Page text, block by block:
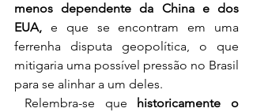
menos dependente da China e dos
EUA, e que se encontram em uma
ferrenha disputa geopolítica, o que
mitigaria uma possível pressão no Brasil
para se alinhar a um deles.
Relembra-se que historicamente o